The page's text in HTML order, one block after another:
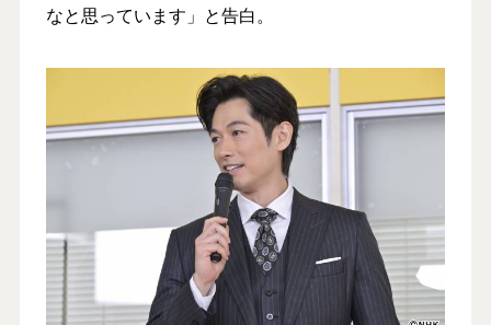
なと思っています」と告白。